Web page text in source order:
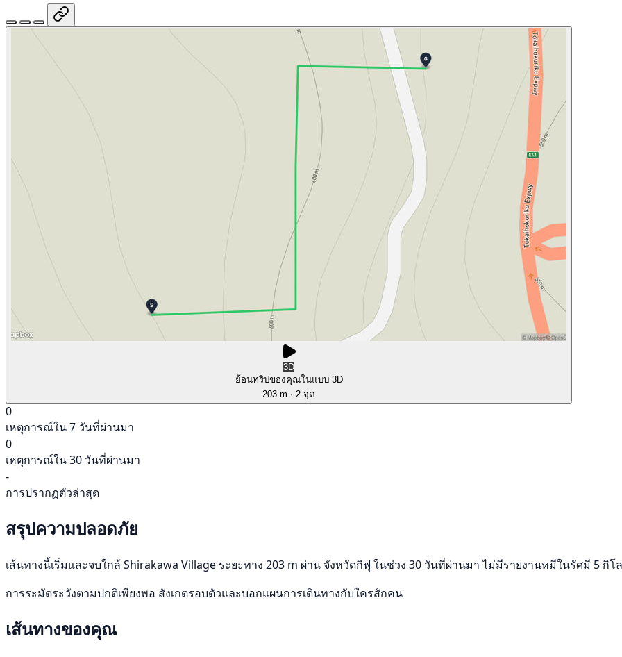
3D
ย้อนทริปของคุณในแบบ 3D
203 m · 2 จุด
0
เหตุการณ์ใน 7 วันที่ผ่านมา
0
เหตุการณ์ใน 30 วันที่ผ่านมา
-
การปรากฏตัวล่าสุด
สรุปความปลอดภัย
เส้นทางนี้เริ่มและจบใกล้ Shirakawa Village ระยะทาง 203 m ผ่าน จังหวัดกิฟุ ในช่วง 30 วันที่ผ่านมา ไม่มีรายงานหมีในรัศมี 5 กิโ
การระมัดระวังตามปกติเพียงพอ สังเกตรอบตัวและบอกแผนการเดินทางกับใครสักคน
เส้นทางของคุณ